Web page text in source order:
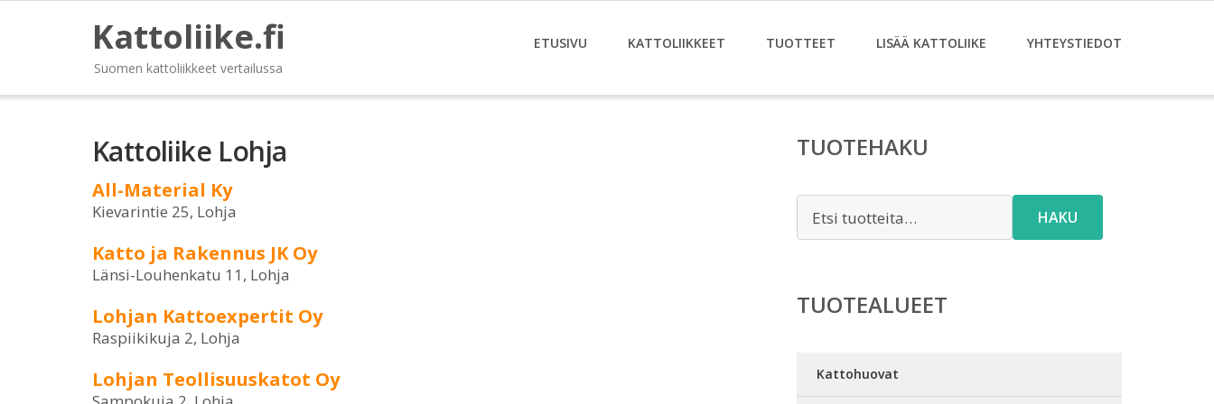
Kattoliike.fi
Suomen kattoliikkeet vertailussa
ETUSIVU KATTOLIIKKEET TUOTTEET LISÄÄ KATTOLIIKE YHTEYSTIEDOT
Kattoliike Lohja
All-Material Ky
Kievarintie 25, Lohja
Katto ja Rakennus JK Oy
Länsi-Louhenkatu 11, Lohja
Lohjan Kattoexpertit Oy
Raspiikikuja 2, Lohja
Lohjan Teollisuuskatot Oy
TUOTEHAKU
HAKU
TUOTEALUEET
Kattohuovat